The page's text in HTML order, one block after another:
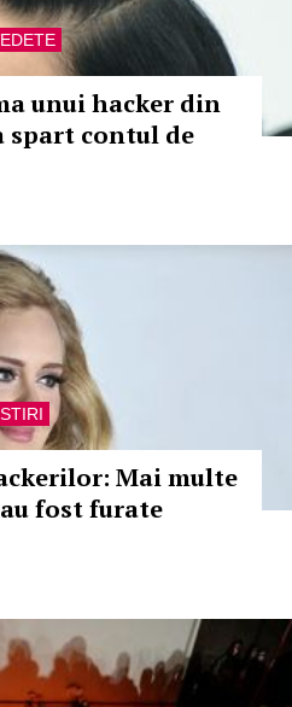
unui hacker din
spart contul de
STIRI
Mai multe
fost furate